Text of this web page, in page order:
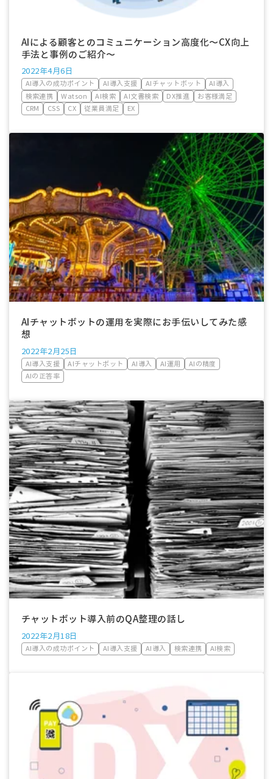
AIによる顧客とのコミュニケーション高度化〜CX向上
手法と事例のご紹介〜
2022年4月6日
AI導入の成功ポイント AI導入支援 AIチャットボット
AI導入
検索連携
Watson AI検索 AI文書検索 DX推進
お客様満足
CRM
CSS CX 従業員満足 EX
AIチャットボットの運用を実際にお手伝いしてみた感
想
2022年2月25日
AI導入支援 AIチャットボット AI導入 AI運用
AIの精度
AIの正答率
チャットボット導入前のQA整理の話し
2022年2月18日
AI導入の成功ポイント AI導入支援 AI導入 検索連携 AI検索